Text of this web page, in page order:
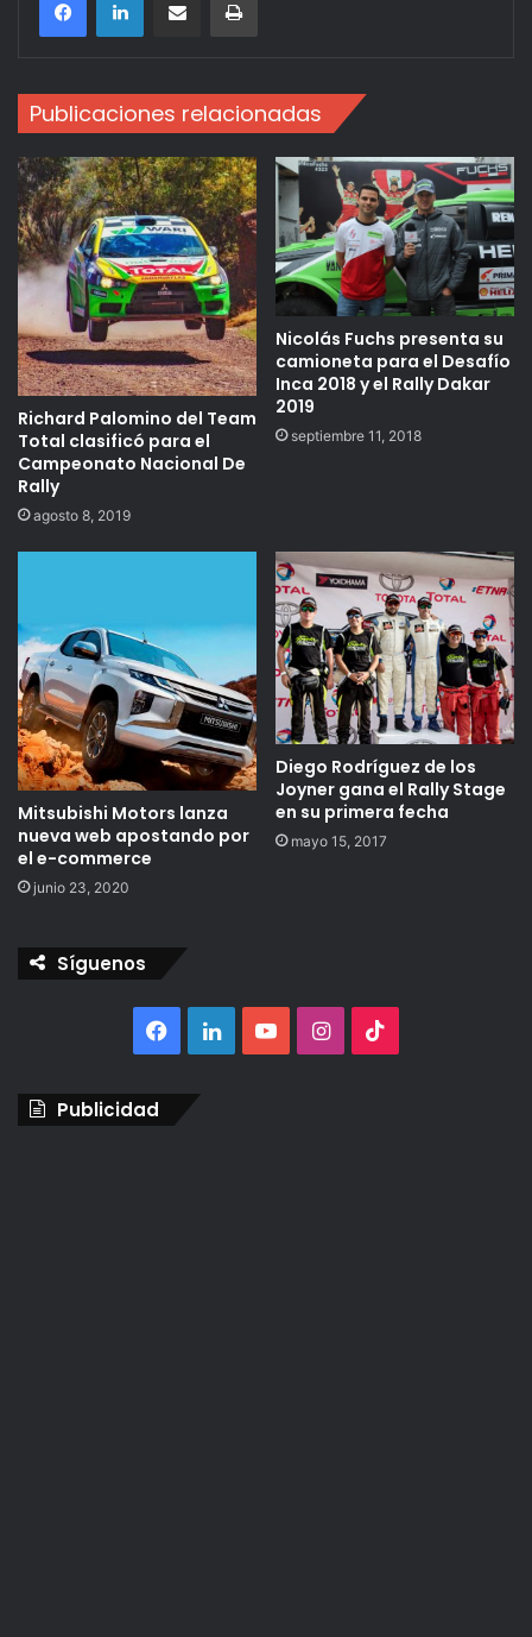
Publicaciones relacionadas
Richard Palomino del Team
Total clasificó para el
Campeonato Nacional De
Rally
agosto 8, 2019
Nicolás Fuchs presenta su
camioneta para el Desafío
Inca 2018 y el Rally Dakar
2019
septiembre 11, 2018
Mitsubishi Motors lanza
nueva web apostando por
el e-commerce
junio 23, 2020
Diego Rodríguez de los
Joyner gana el Rally Stage
en su primera fecha
mayo 15, 2017
Síguenos
Facebook
LinkedInYouTubeInstagram
Publicidad